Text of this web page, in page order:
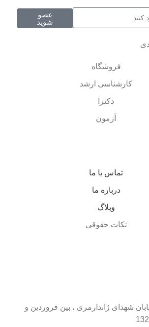
عضو
شوید
فروشگاه
کارشناسی ارشد
دکترا
آزمون
تماس با ما
درباره ما
وبلاگ
نکات حقوقی
شهدای ژاندارمری ، بین فروردین و